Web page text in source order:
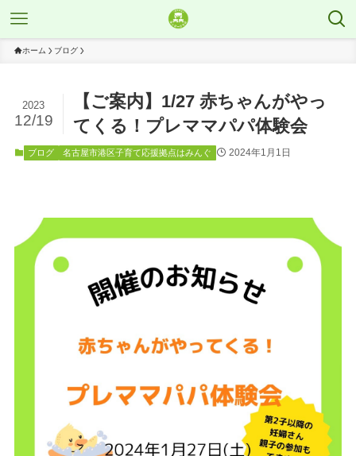
ホーム ブログ
【ご案内】1/27 赤ちゃんがやっ
てくる！プレママパパ体験会
2023
12/19
ブログ 名古屋市港区子育て応援拠点はみんぐ 2024年1月1日